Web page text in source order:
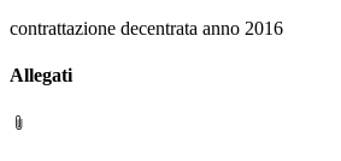
contrattazione decentrata anno 2016
Allegati